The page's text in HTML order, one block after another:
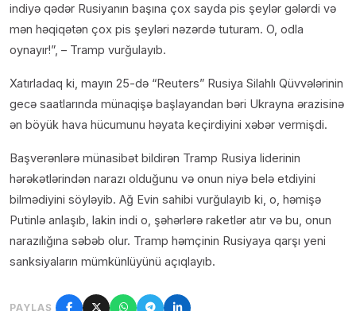
indiyə qədər Rusiyanın başına çox sayda pis şeylər gələrdi və
mən həqiqətən çox pis şeyləri nəzərdə tuturam. O, odla
oynayır!”, – Tramp vurğulayıb.
Xatırladaq ki, mayın 25-də “Reuters” Rusiya Silahlı Qüvvələrinin
gecə saatlarında münaqişə başlayandan bəri Ukrayna ərazisinə
ən böyük hava hücumunu həyata keçirdiyini xəbər vermişdi.
Başverənlərə münasibət bildirən Tramp Rusiya liderinin
hərəkətlərindən narazı olduğunu və onun niyə belə etdiyini
bilmədiyini söyləyib. Ağ Evin sahibi vurğulayıb ki, o, həmişə
Putinlə anlaşıb, lakin indi o, şəhərlərə raketlər atır və bu, onun
narazılığına səbəb olur. Tramp həmçinin Rusiyaya qarşı yeni
sanksiyaların mümkünlüyünü açıqlayıb.
PAYLAŞ